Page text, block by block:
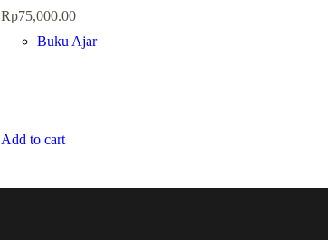
Rp75,000.00
Buku Ajar
Add to cart